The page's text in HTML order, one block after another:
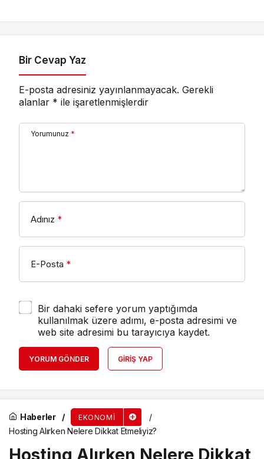
Bir Cevap Yaz
E-posta adresiniz yayınlanmayacak. Gerekli
alanlar * ile işaretlenmişlerdir
Yorumunuz *
Adınız *
E-Posta *
Bir dahaki sefere yorum yaptığımda
kullanılmak üzere adımı, e-posta adresimi ve
web site adresimi bu tarayıcıya kaydet.
YORUM GÖNDER GIRIŞ YAP
Haberler EKONOMI
Hosting Alırken Nelere Dikkat Etmeliyiz?
Hosting Alırken Nelere Dikkat